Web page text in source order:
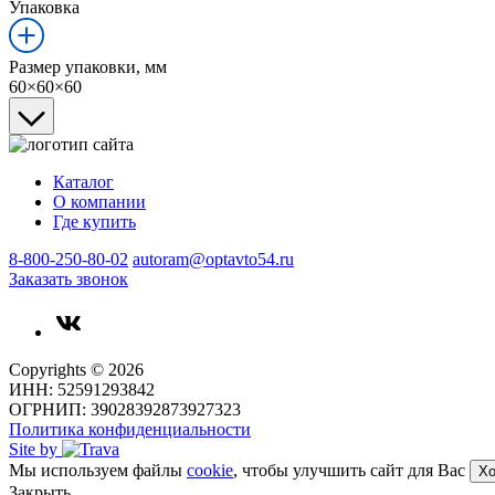
Упаковка
Размер упаковки, мм
60×60×60
Каталог
О компании
Где купить
8-800-250-80-02 autoram@optavto54.ru
Заказать звонок
Copyrights © 2026
ИНН: 52591293842
ОГРНИП: 39028392873927323
Политика конфиденциальности
Site by
Мы используем файлы cookie, чтобы улучшить сайт для Вас